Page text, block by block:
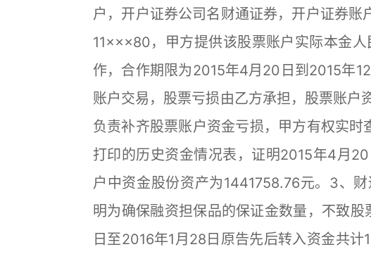
户，开户证券公司名财通证券，开户证券
11×××80，甲方提供该股票账户实际本金
作，合作期限为2015年4月20日到2015年
账户交易，股票亏损由乙方承担，股票账户
负责补齐股票账户资金亏损，甲方有权实
打印的历史资金情况表，证明2015年4月
户中资金股份资产为1441758.76元。3、
明为确保融资担保品的保证金数量，不致
日至2016年1月28日原告先后转入资金共